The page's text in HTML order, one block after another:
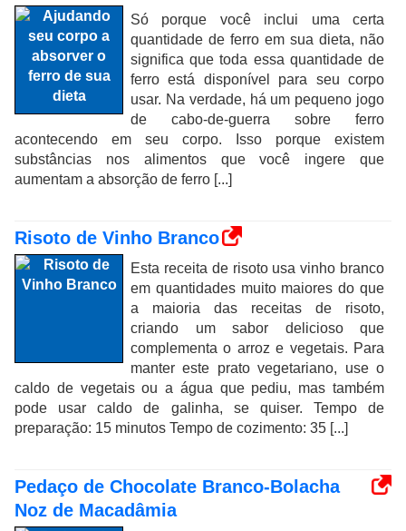
Só porque você inclui uma certa
quantidade de ferro em sua dieta, não
significa que toda essa quantidade de
ferro está disponível para seu corpo
usar. Na verdade, há um pequeno jogo
de cabo-de-guerra sobre ferro
acontecendo em seu corpo. Isso porque existem
substâncias nos alimentos que você ingere que
aumentam a absorção de ferro [...]
Risoto de Vinho Branco
Esta receita de risoto usa vinho branco
em quantidades muito maiores do que
a maioria das receitas de risoto,
criando um sabor delicioso que
complementa o arroz e vegetais. Para
manter este prato vegetariano, use o
caldo de vegetais ou a água que pediu, mas também
pode usar caldo de galinha, se quiser. Tempo de
preparação: 15 minutos Tempo de cozimento: 35 [...]
Pedaço de Chocolate Branco-Bolacha
Noz de Macadâmia